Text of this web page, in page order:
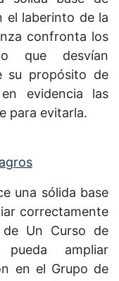
el laberinto de la
confronta los
que desvían
su propósito de
evidencia las
para evitarla.
una sólida base
correctamente
Un Curso de
ampliar
en el Grupo de